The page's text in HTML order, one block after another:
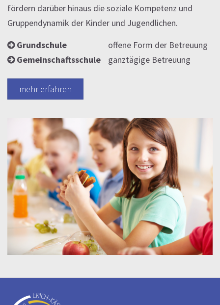
fördern darüber hinaus die soziale Kompetenz und
Gruppendynamik der Kinder und Jugendlichen.
Grundschule
offene Form der Betreuung
Gemeinschaftsschule
ganztägige Betreuung
mehr erfahren